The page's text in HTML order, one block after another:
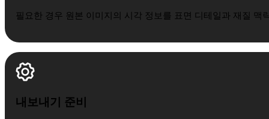
필요한 경우 원본 이미지의 시각 정보를 표면 디테일과 재질 맥
내보내기 준비